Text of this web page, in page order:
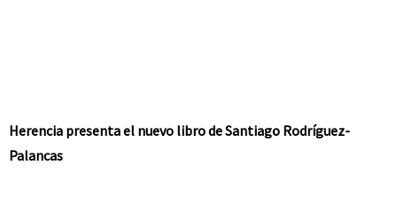
Herencia presenta el nuevo libro de Santiago Rodríguez-
Palancas